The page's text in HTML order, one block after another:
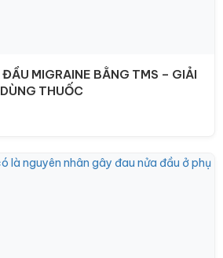
MIGRAINE BẰNG TMS – GIẢI
THUỐC